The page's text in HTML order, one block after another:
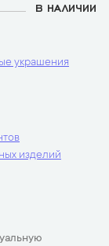
В НАЛИЧИИ
украшения
изделий